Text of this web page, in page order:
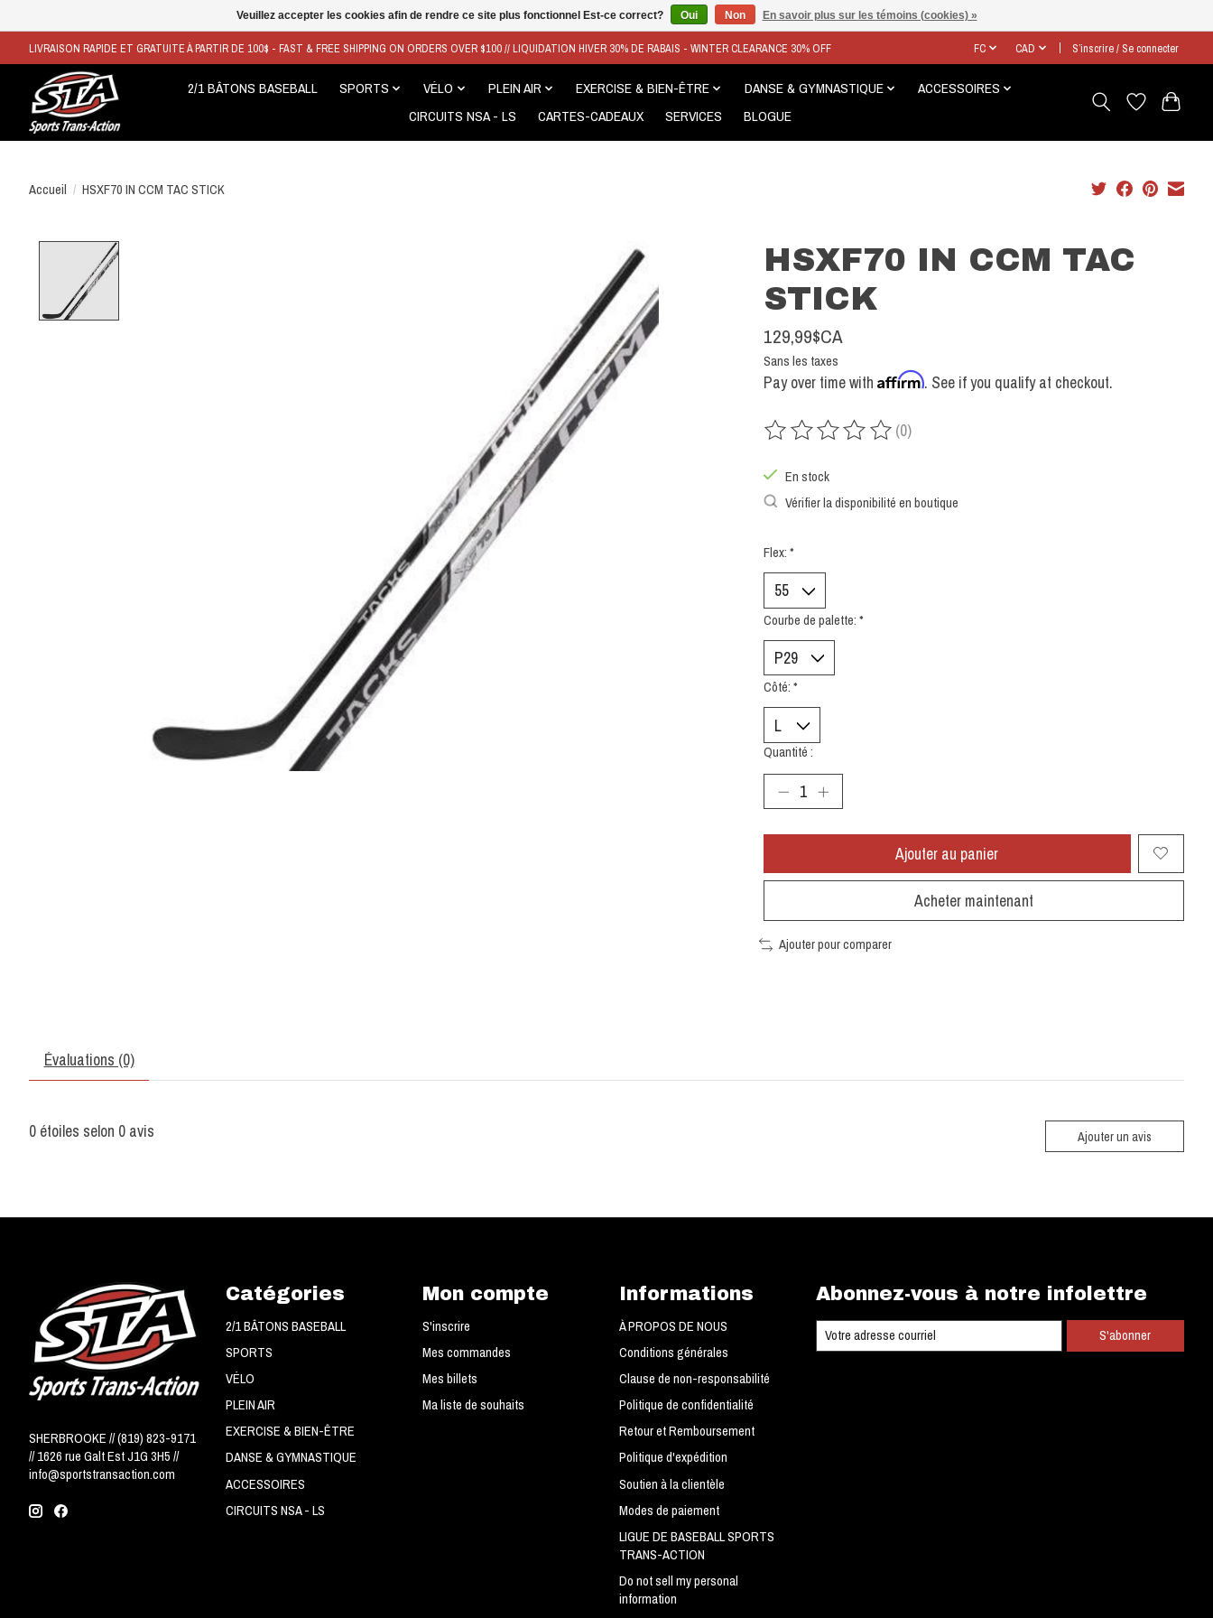
LIVRAISON RAPIDE ET GRATUITE À PARTIR DE 100$ - FAST & FREE SHIPPING ON ORDERS OVER $100 // LIQUIDATION HIVER 30% DE RABAIS - WINTER CLEARANCE 30% OFF FC CAD S’inscrire / Se connecter
2/1 BÂTONS BASEBALL SPORTS VÉLO PLEIN AIR EXERCISE & BIEN-ÊTRE DANSE & GYMNASTIQUE
ACCESSOIRES
CIRCUITS NSA - LS
CARTES-CADEAUX SERVICES BLOGUE
Accueil / HSXF70 IN CCM TAC STICK
HSXF70 IN CCM TAC
STICK
129,99$CA
Sans les taxes
Pay over time with Affirm. See if you qualify at checkout.
Ce produit est évalué à0
(0)
En stock
Vérifier la disponibilité en boutique
Flex: *
Courbe de palette: *
Côté: *
Quantité :
Ajouter au panier
Acheter maintenant
Ajouter pour comparer
Évaluations (0)
0 étoiles selon 0 avis Ajouter un avis
SHERBROOKE // (819) 823-9171
// 1626 rue Galt Est J1G 3H5 //
info@sportstransaction.com
Catégories
2/1 BÂTONS BASEBALL
SPORTS
VÉLO
PLEIN AIR
EXERCISE & BIEN-ÊTRE
DANSE & GYMNASTIQUE
ACCESSOIRES
CIRCUITS NSA - LS
Mon compte
S'inscrire
Mes commandes
Mes billets
Ma liste de souhaits
Informations
À PROPOS DE NOUS
Conditions générales
Clause de non-responsabilité
Politique de confidentialité
Retour et Remboursement
Politique d'expédition
Soutien à la clientèle
Modes de paiement
LIGUE DE BASEBALL SPORTS
TRANS-ACTION
Do not sell my personal
information
Abonnez-vous à notre infolettre
S'abonner
Veuillez accepter les cookies afin de rendre ce site plus fonctionnel Est-ce correct? Oui Non En savoir plus sur les témoins (cookies) »